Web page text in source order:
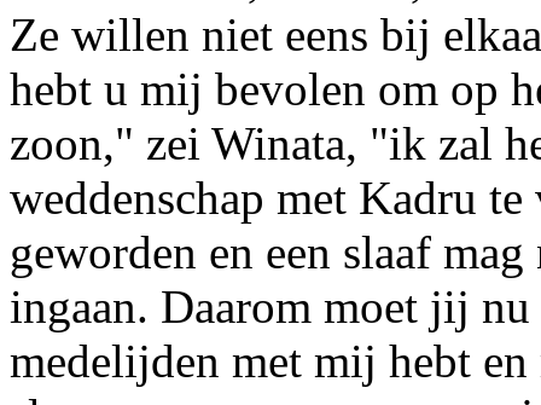
Ze willen niet eens bij
hebt u mij bevolen om op
zoon," zei Winata, "ik zal
weddenschap met Kadru
geworden en een slaaf
ingaan. Daarom moet jij
medelijden met mij hebt